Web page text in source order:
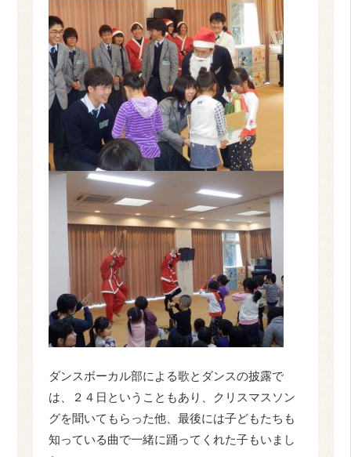
ダンスボーカル部による歌とダンスの披露で
は、２４日ということもあり、クリスマスソン
グを聞いてもらった他、最後には子どもたちも
知っている曲で一緒に踊ってくれた子もいまし